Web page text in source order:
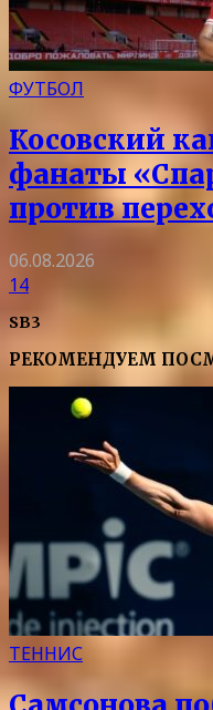
ФУТБОЛ
Косовский
фанаты
против
06.08.2026
14
SB3
РЕКОМЕНДУЕМ
ТЕННИС